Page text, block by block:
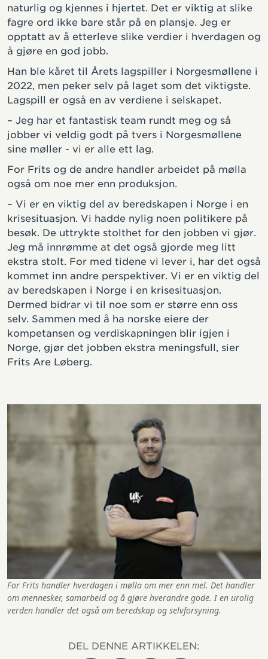
naturlig og kjennes i hjertet. Det er viktig at slike
fagre ord ikke bare står på en plansje. Jeg er
opptatt av å etterleve slike verdier i hverdagen og
å gjøre en god jobb.
Han ble kåret til Årets lagspiller i Norgesmøllene i
2022, men peker selv på laget som det viktigste.
Lagspill er også en av verdiene i selskapet.
– Jeg har et fantastisk team rundt meg og så
jobber vi veldig godt på tvers i Norgesmøllene
sine møller - vi er alle ett lag.
For Frits og de andre handler arbeidet på mølla
også om noe mer enn produksjon.
– Vi er en viktig del av beredskapen i Norge i en
krisesituasjon. Vi hadde nylig noen politikere på
besøk. De uttrykte stolthet for den jobben vi gjør.
Jeg må innrømme at det også gjorde meg litt
ekstra stolt. For med tidene vi lever i, har det også
kommet inn andre perspektiver. Vi er en viktig del
av beredskapen i Norge i en krisesituasjon.
Dermed bidrar vi til noe som er større enn oss
selv. Sammen med å ha norske eiere der
kompetansen og verdiskapningen blir igjen i
Norge, gjør det jobben ekstra meningsfull, sier
Frits Are Løberg.
For Frits handler hverdagen i mølla om mer enn mel. Det handler
om mennesker, samarbeid og å gjøre hverandre gode. I en urolig
verden handler det også om beredskap og selvforsyning.
DEL DENNE ARTIKKELEN: